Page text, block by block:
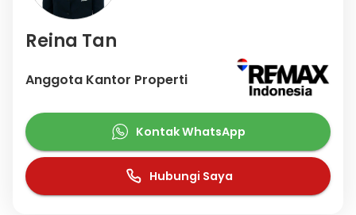
Reina Tan
Anggota Kantor Properti
Kontak WhatsApp
Hubungi Saya